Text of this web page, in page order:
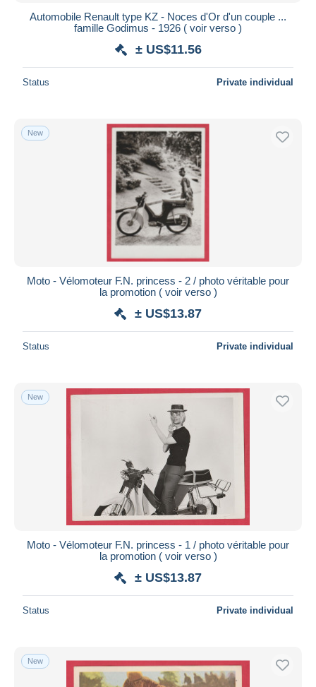
Automobile Renault type KZ - Noces d'Or d'un couple ...
famille Godimus - 1926 ( voir verso )
± US$11.56
Status Private individual
New
Moto - Vélomoteur F.N. princess - 2 / photo véritable pour
la promotion ( voir verso )
± US$13.87
Status Private individual
New
Moto - Vélomoteur F.N. princess - 1 / photo véritable pour
la promotion ( voir verso )
± US$13.87
Status Private individual
New